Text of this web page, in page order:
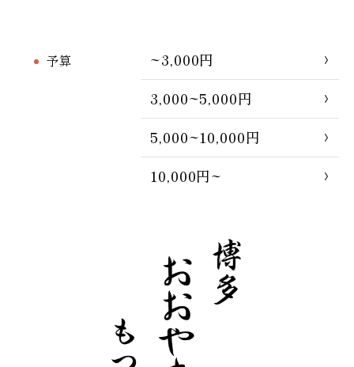
予算
~3,000円
3,000~5,000円
5,000~10,000円
10,000円~